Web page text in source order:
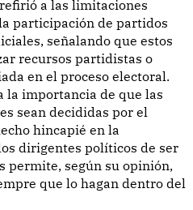
a las limitaciones
participación de partidos
señalando que estos
recursos partidistas o
en el proceso electoral.
la importancia de que las
sean decididas por el
hincapié en la
dirigentes políticos de ser
permite, según su opinión,
que lo hagan dentro del